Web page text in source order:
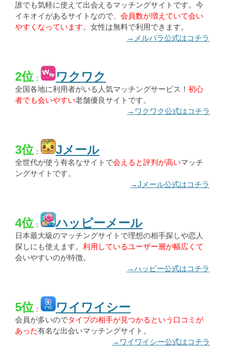
誰でも気軽に使えて出会えるマッチングサイトです。今
イキオイがあるサイトなので、 会員数が増えていて会い
やすくなっています。女性は無料で利用できます。
→メルパラ公式はコチラ
2位 ： ワクワク
全国各地に利用者がいる人気マッチングサービス！ 初心
者でも会いやすい老舗優良サイトです。
→ワクワク公式はコチラ
3位 ： Jメール
全世代が使う有名なサイトで会えると評判が高いマッチ
ングサイトです。
→Jメール公式はコチラ
4位 ： ハッピーメール
日本最大級のマッチングサイトで理想の相手探しや恋人
探しにも使えます。 利用しているユーザー層が幅広くて
会いやすいのが特徴。
→ハッピー公式はコチラ
5位 ： ワイワイシー
会員が多いのでタイプの相手が見つかるという口コミが
あった有名な出会いマッチングサイト。
→ワイワイシー公式はコチラ